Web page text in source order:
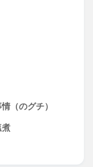
（のグチ）
煮